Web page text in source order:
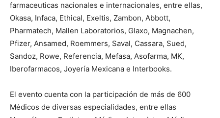
farmaceuticas nacionales e internacionales, entre ellas,
Okasa, Infaca, Ethical, Exeltis, Zambon, Abbott,
Pharmatech, Mallen Laboratorios, Glaxo, Magnachen,
Pfizer, Ansamed, Roemmers, Saval, Cassara, Sued,
Sandoz, Rowe, Referencia, Mefasa, Asofarma, MK,
Iberofarmacos, Joyería Mexicana e Interbooks.
El evento cuenta con la participación de más de 600
Médicos de diversas especialidades, entre ellas